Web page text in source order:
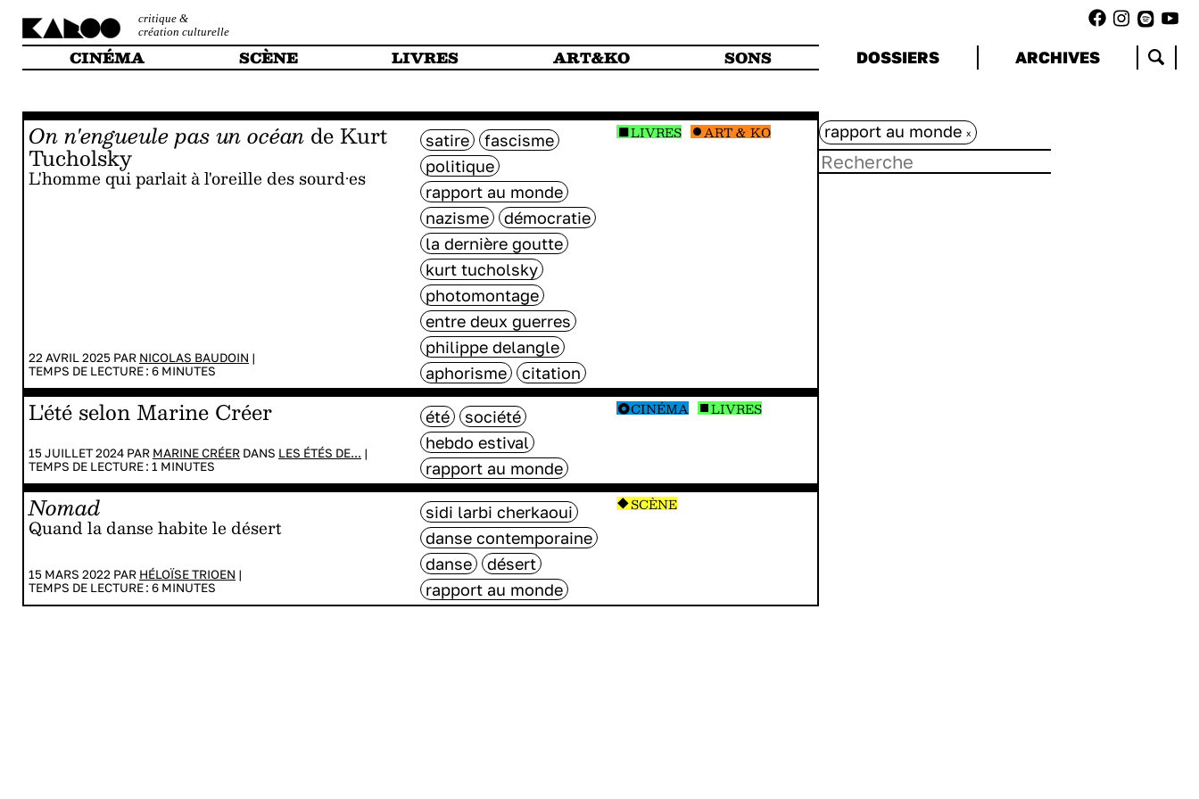
critique &
création culturelle
CINÉMA SCÈNE LIVRES ART&KO SONS DOSSIERS ARCHIVES
On n'engueule pas un océan de Kurt
Tucholsky
L'homme qui parlait à l'oreille des sourd·es
22 AVRIL 2025 PAR NICOLAS BAUDOIN |
TEMPS DE LECTURE : 6 MINUTES
satire
fascisme
politique
rapport au monde
nazisme
démocratie
la dernière goutte
kurt tucholsky
photomontage
entre deux guerres
philippe delangle
aphorisme
citation
LIVRES ART & KO
L'été selon Marine Créer
15 JUILLET 2024 PAR MARINE CRÉER DANS LES ÉTÉS DE... |
TEMPS DE LECTURE : 1 MINUTES
été
société
hebdo estival
rapport au monde
CINÉMA LIVRES
Nomad
Quand la danse habite le désert
15 MARS 2022 PAR HÉLOÏSE TRIOEN |
TEMPS DE LECTURE : 6 MINUTES
sidi larbi cherkaoui
danse contemporaine
danse
désert
rapport au monde
SCÈNE
rapport au monde x